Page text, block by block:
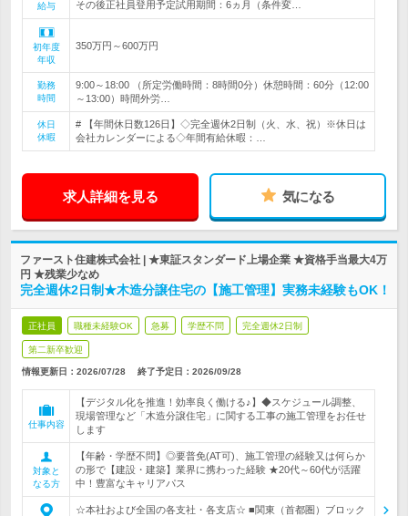
給与 その後正社員登用予定試用期間：6ヵ月（条件変…
初年度
年収
350万円～600万円
勤務
時間
9:00～18:00 （所定労働時間：8時間0分）休憩時間：60分（12:00
～13:00）時間外労…
休日
休暇
# 【年間休日数126日】◇完全週休2日制（火、水、祝）※休日は
会社カレンダーによる◇年間有給休暇：…
求人詳細を見る 気になる
ファースト住建株式会社 | ★東証スタンダード上場企業 ★資格手当最大4万
円 ★残業少なめ
完全週休2日制★木造分譲住宅の【施工管理】実務未経験もOK！
正社員 職種未経験OK 急募 学歴不問 完全週休2日制
第二新卒歓迎
情報更新日：2026/07/28 終了予定日： 2026/09/28
仕事内容
【デジタル化を推進！効率良く働ける♪】◆スケジュール調整、
現場管理など「木造分譲住宅」に関する工事の施工管理をお任せ
します
対象と
なる方
【年齢・学歴不問】◎要普免(AT可)、施工管理の経験又は何らか
の形で【建設・建築】業界に携わった経験 ★20代～60代が活躍
中！豊富なキャリアパス
☆本社および全国の各支社・各支店☆ ■関東（首都圏）ブロック